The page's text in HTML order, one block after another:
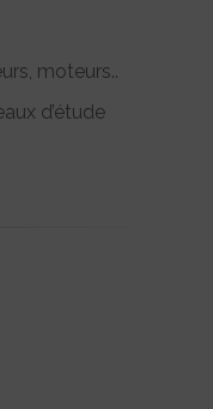
moteurs..
d’étude